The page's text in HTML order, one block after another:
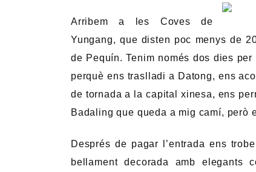
Arribem a les Coves de
Yungang, que disten poc menys de
de Pequín. Tenim només dos dies
perquè ens traslladi a Datong, ens
de tornada a la capital xinesa, ens
Badaling que queda a mig camí, però
Després de pagar l’entrada ens
bellament decorada amb elegants